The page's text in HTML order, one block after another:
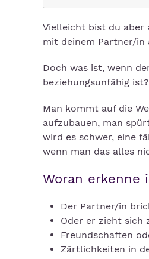
Vielleicht bist du aber
mit deinem Partner/in
Doch was ist, wenn
beziehungsunfähig ist?
Man kommt auf die
aufzubauen, man
wird es schwer, eine
wenn man das alles
Woran erkenne
Der Partner/in
Oder er zieht sich
Freundschaften
Zärtlichkeiten in